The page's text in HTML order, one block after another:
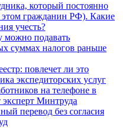
который постоянно
гражданин РФ). Какие
учесть?
можно подавать
суммах налогов раньше
повлечет ли это
экспедиторских услуг
на телефоне в
эксперт Минтруда
перевод без согласия